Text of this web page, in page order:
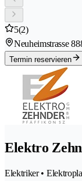
5(2)
Neuheimstrasse 8
Termin reservieren
Elektro
Elektriker •